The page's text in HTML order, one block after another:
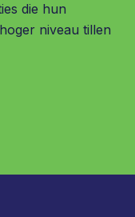
die hun
niveau tillen